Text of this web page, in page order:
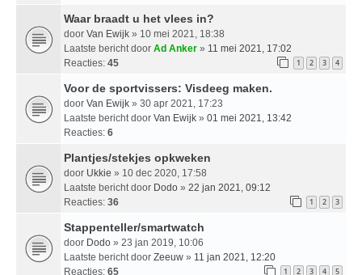
Waar braadt u het vlees in?
door Van Ewijk » 10 mei 2021, 18:38
Laatste bericht door Ad Anker » 11 mei 2021, 17:02
Reacties: 45 1 2 3 4
Voor de sportvissers: Visdeeg maken.
door Van Ewijk » 30 apr 2021, 17:23
Laatste bericht door Van Ewijk » 01 mei 2021, 13:42
Reacties: 6
Plantjes/stekjes opkweken
door Ukkie » 10 dec 2020, 17:58
Laatste bericht door Dodo » 22 jan 2021, 09:12
Reacties: 36 1 2 3
Stappenteller/smartwatch
door Dodo » 23 jan 2019, 10:06
Laatste bericht door Zeeuw » 11 jan 2021, 12:20
Reacties: 65 1 2 3 4 5